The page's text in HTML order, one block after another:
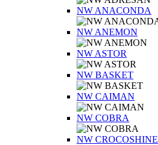
NW ANACONDA
NW ANEMON
NW ASTOR
NW BASKET
NW CAIMAN
NW COBRA
NW CROCOSHINE